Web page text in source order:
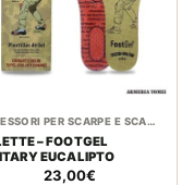
ACCESSORI PER SCARPE E SCARPONI
– FOOTGEL
EUCALIPTO
23,00€